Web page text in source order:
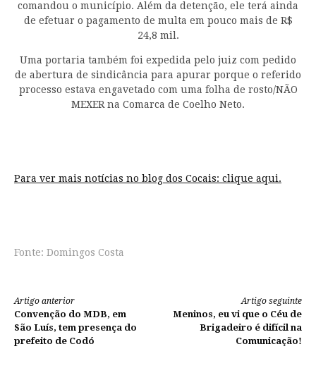
comandou o município. Além da detenção, ele terá ainda
de efetuar o pagamento de multa em pouco mais de R$
24,8 mil.
Uma portaria também foi expedida pelo juiz com pedido
de abertura de sindicância para apurar porque o referido
processo estava engavetado com uma folha de rosto/NÃO
MEXER na Comarca de Coelho Neto.
Para ver mais notícias no blog dos Cocais: clique aqui.
Fonte: Domingos Costa
Continue
lendo
Artigo anterior
Convenção do MDB, em
São Luís, tem presença do
prefeito de Codó
Artigo seguinte
Meninos, eu vi que o Céu de
Brigadeiro é difícil na
Comunicação!